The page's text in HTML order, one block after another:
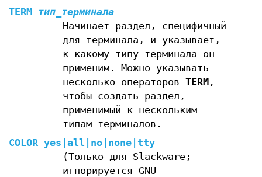
TERM
тип_терминала
Начинает раздел, специфичный
для терминала, и указывает,
к какому типу терминала он
применим. Можно указывать
несколько операторов TERM,
чтобы создать раздел,
применимый к нескольким
типам терминалов.
COLOR yes|all|no|none|tty
(Только для Slackware;
игнорируется GNU